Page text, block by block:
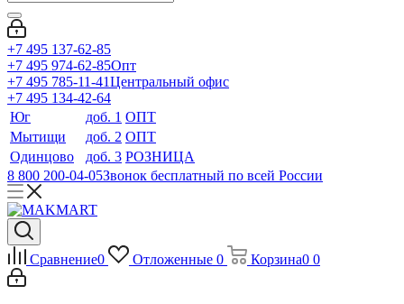
+7 495 137-62-85
+7 495 974-62-85Опт
+7 495 785-11-41Центральный офис
+7 495 134-42-64
Юг
доб. 1 ОПТ
Мытищи
доб. 2 ОПТ
Одинцово
доб. 3 РОЗНИЦА
8 800 200-04-05Звонок бесплатный по всей России
Сравнение0 Отложенные 0 Корзина0 0